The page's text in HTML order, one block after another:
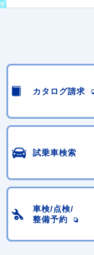
カタログ請求
試乗車検索
車検/点検/
整備予約